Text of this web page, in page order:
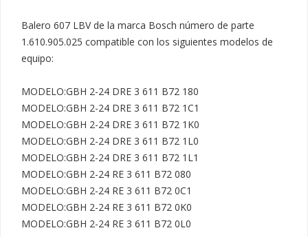
Balero 607 LBV de la marca Bosch número de parte
1.610.905.025 compatible con los siguientes modelos de
equipo:
MODELO:GBH 2-24 DRE 3 611 B72 180
MODELO:GBH 2-24 DRE 3 611 B72 1C1
MODELO:GBH 2-24 DRE 3 611 B72 1K0
MODELO:GBH 2-24 DRE 3 611 B72 1L0
MODELO:GBH 2-24 DRE 3 611 B72 1L1
MODELO:GBH 2-24 RE 3 611 B72 080
MODELO:GBH 2-24 RE 3 611 B72 0C1
MODELO:GBH 2-24 RE 3 611 B72 0K0
MODELO:GBH 2-24 RE 3 611 B72 0L0